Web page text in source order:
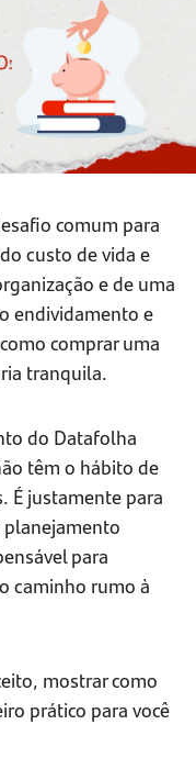
comum para
custo de vida e
e de uma
endividamento e
comprar uma
tranquila.
do Datafolha
têm o hábito de
É justamente para
planejamento
para
caminho rumo à
mostrar como
prático para você